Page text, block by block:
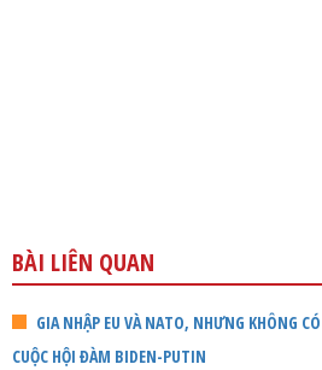
BÀI LIÊN QUAN
GIA NHẬP EU VÀ NATO, NHƯNG KHÔNG
CUỘC HỘI ĐÀM BIDEN-PUTIN